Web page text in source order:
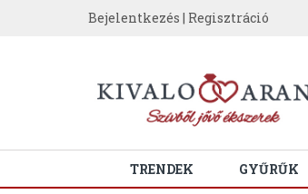
Bejelentkezés | Regisztráció
TRENDEK GYŰRŰK